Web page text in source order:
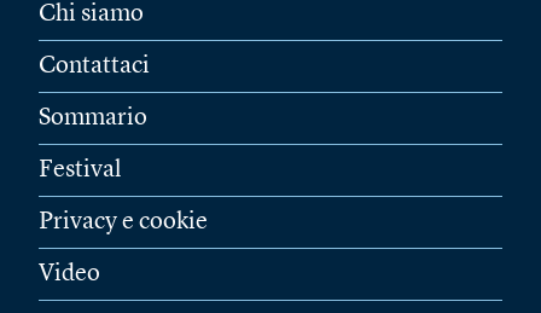
Chi siamo
Contattaci
Sommario
Festival
Privacy e cookie
Video